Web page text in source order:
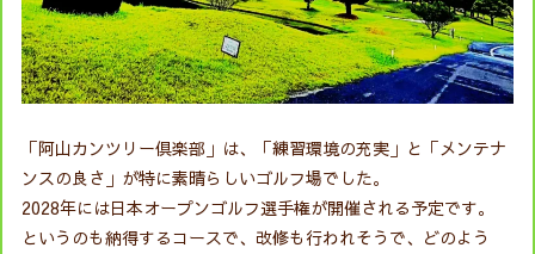
「阿山カンツリー倶楽部」は、「練習環境の充実」と「メンテナ
ンスの良さ」が特に素晴らしいゴルフ場でした。
2028年には日本オープンゴルフ選手権が開催される予定です。
というのも納得するコースで、改修も行われそうで、どのよう